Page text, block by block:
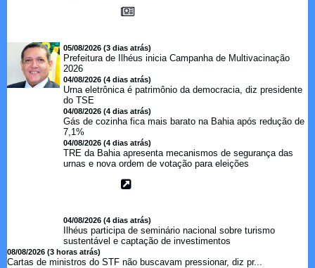
05/08/2026 (3 dias atrás)
Prefeitura de Ilhéus inicia Campanha de Multivacinação
2026
04/08/2026 (4 dias atrás)
Urna eletrônica é patrimônio da democracia, diz presidente
do TSE
04/08/2026 (4 dias atrás)
Gás de cozinha fica mais barato na Bahia após redução de
7,1%
04/08/2026 (4 dias atrás)
TRE da Bahia apresenta mecanismos de segurança das
urnas e nova ordem de votação para eleições
04/08/2026 (4 dias atrás)
Ilhéus participa de seminário nacional sobre turismo
sustentável e captação de investimentos
08/08/2026 (3 horas atrás)
Cartas de ministros do STF não buscavam pressionar, diz pr...